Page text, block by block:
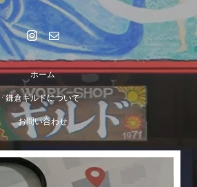
ホーム
鎌倉ギルドについて
お問い合わせ